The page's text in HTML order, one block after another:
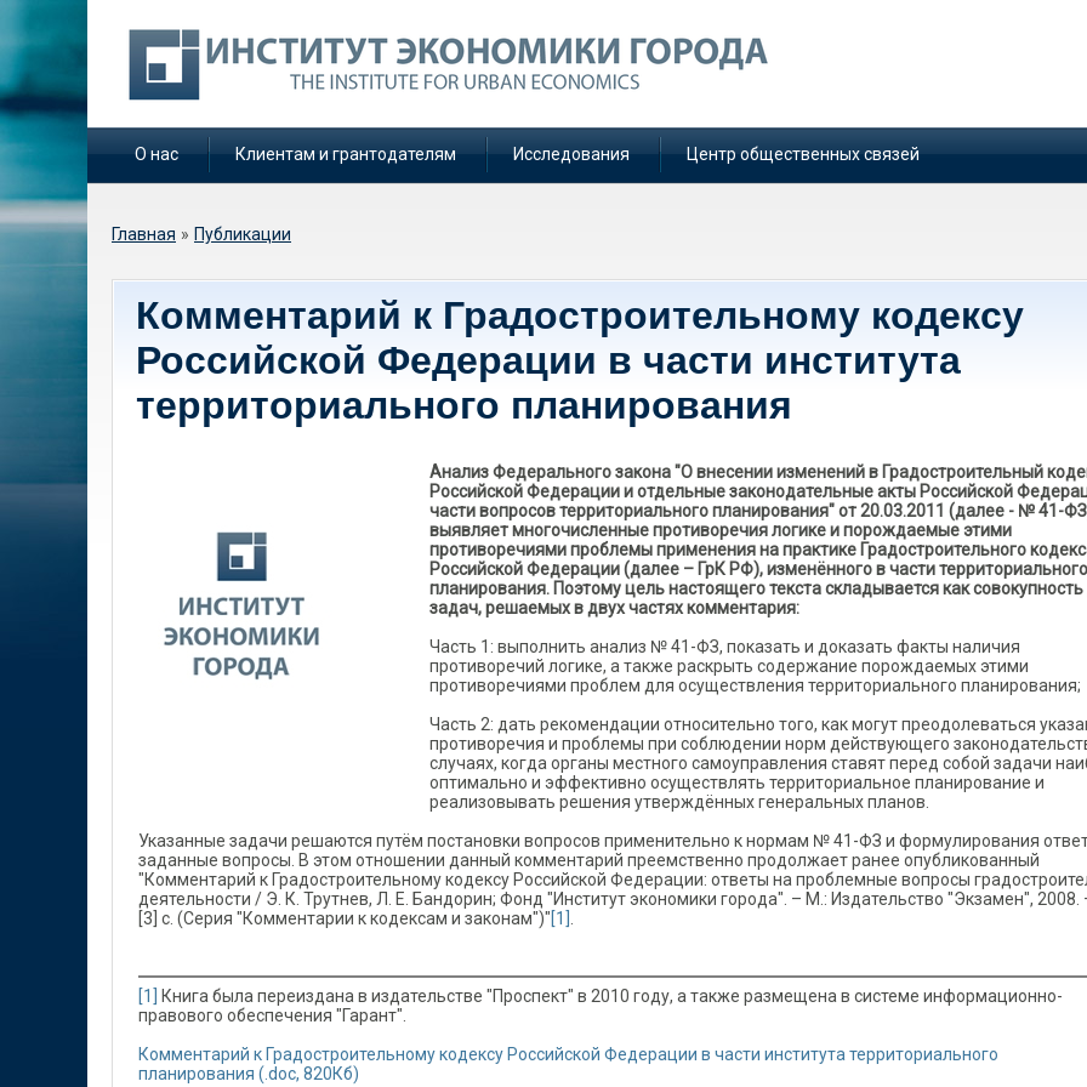
О нас Клиентам и грантодателям Исследования Центр общественных связей
Вы здесь
Главная » Публикации
Комментарий к Градостроительному кодексу
Российской Федерации в части института
территориального планирования
Анализ Федерального закона "О внесении изменений в Градостроительный
Российской Федерации и отдельные законодательные акты Российской
части вопросов территориального планирования" от 20.03.2011 (далее - № 41-
выявляет многочисленные противоречия логике и порождаемые этими
противоречиями проблемы применения на практике Градостроительного
Российской Федерации (далее – ГрК РФ), изменённого в части территориального
планирования. Поэтому цель настоящего текста складывается как совокупность
задач, решаемых в двух частях комментария:
Часть 1: выполнить анализ № 41-ФЗ, показать и доказать факты наличия
противоречий логике, а также раскрыть содержание порождаемых этими
противоречиями проблем для осуществления территориального планирования;
Часть 2: дать рекомендации относительно того, как могут преодолеваться
противоречия и проблемы при соблюдении норм действующего
случаях, когда органы местного самоуправления ставят перед собой задачи
оптимально и эффективно осуществлять территориальное планирование и
реализовывать решения утверждённых генеральных планов.
Указанные задачи решаются путём постановки вопросов применительно к нормам № 41-ФЗ и формулирования
заданные вопросы. В этом отношении данный комментарий преемственно продолжает ранее опубликованный
"Комментарий к Градостроительному кодексу Российской Федерации: ответы на проблемные вопросы
деятельности / Э. К. Трутнев, Л. Е. Бандорин; Фонд "Институт экономики города". – М.: Издательство "Экзамен", 2008.
[3] с. (Серия "Комментарии к кодексам и законам")"[1]
[1]
Книга была переиздана в издательстве "Проспект" в 2010 году, а также размещена в системе информационно-
правового обеспечения "Гарант".
Комментарий к Градостроительному кодексу Российской Федерации в части института территориального
планирования (.doc, 820Кб)